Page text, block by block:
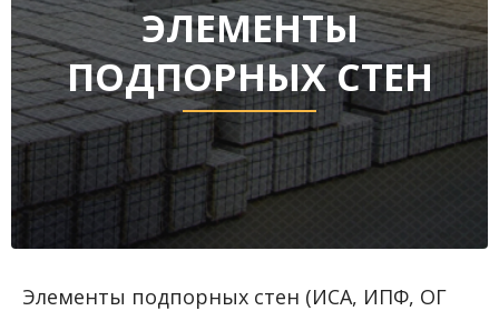
ЭЛЕМЕНТЫ
ПОДПОРНЫХ СТЕН
Элементы подпорных стен (ИСА, ИПФ, ОГ